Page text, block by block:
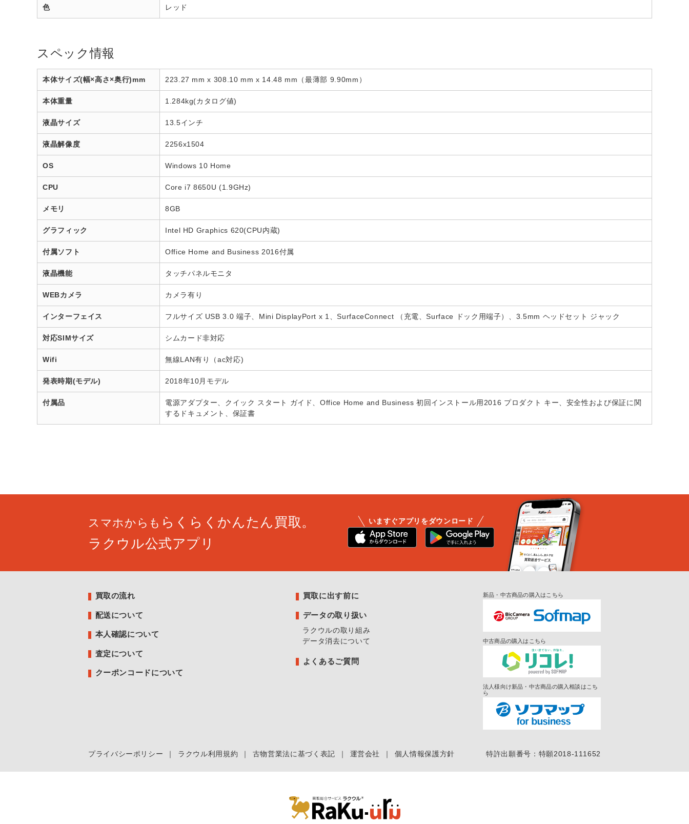
色 レッド
スペック情報
本体サイズ(幅×高さ×奥行)mm 223.27 mm x 308.10 mm x 14.48 mm（最薄部 9.90mm）
本体重量 1.284kg(カタログ値)
液晶サイズ 13.5インチ
液晶解像度 2256x1504
OS Windows 10 Home
CPU Core i7 8650U (1.9GHz)
メモリ 8GB
グラフィック Intel HD Graphics 620(CPU内蔵)
付属ソフト Office Home and Business 2016付属
液晶機能 タッチパネルモニタ
WEBカメラ カメラ有り
インターフェイス フルサイズ USB 3.0 端子、Mini DisplayPort x 1、SurfaceConnect （充電、Surface ドック用端子）、3.5mm ヘッドセット ジャック
対応SIMサイズ シムカード非対応
Wifi 無線LAN有り（ac対応)
発表時期(モデル) 2018年10月モデル
付属品
電源アダプター、クイック スタート ガイド、Office Home and Business 初回インストール用2016 プロダクト キー、安全性および保証に関
するドキュメント、保証書
スマホからも らくらくかんたん買取。
ラクウル公式アプリ
いますぐアプリをダウンロード
買取の流れ
配送について
本人確認について
査定について
クーポンコードについて
買取に出す前に
データの取り扱い
ラクウルの取り組み
データ消去について
よくあるご質問
新品・中古商品の購入はこちら
中古商品の購入はこちら
法人様向け新品・中古商品の購入相談はこち
ら
プライバシーポリシー ｜ ラクウル利用規約 ｜ 古物営業法に基づく表記 ｜ 運営会社 ｜ 個人情報保護方針 特許出願番号：特願2018-111652